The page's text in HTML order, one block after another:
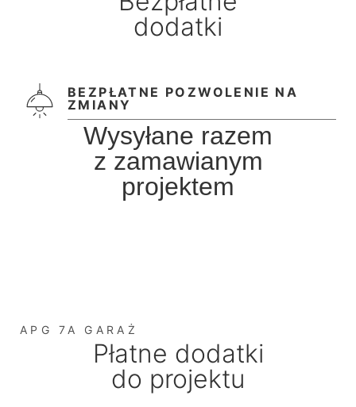
dodatki
BEZPŁATNE POZWOLENIE NA
ZMIANY
Wysyłane razem
z zamawianym
projektem
APG 7A GARAŻ
Płatne dodatki
do projektu